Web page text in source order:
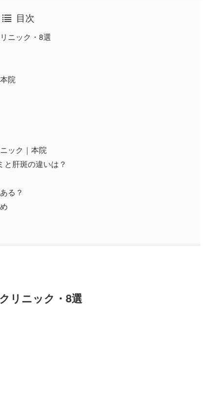
目次
ニック・8選
院
ック｜本院
と肝斑の違いは？
る？
リニック・8選